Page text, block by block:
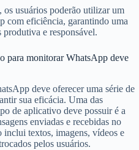
os usuários poderão utilizar um
com eficiência, garantindo uma
e responsável.
para monitorar WhatsApp deve
deve oferecer uma série de
sua eficácia. Uma das
de aplicativo deve possuir é a
enviadas e recebidas no
textos, imagens, vídeos e
pelos usuários.